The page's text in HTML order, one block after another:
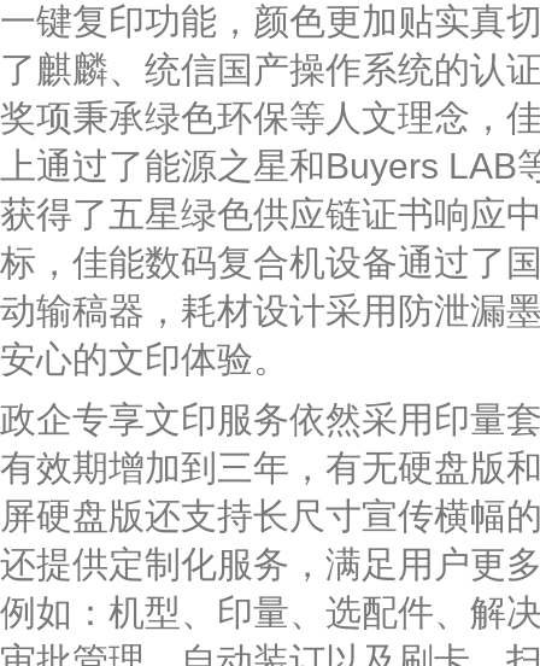
一键复印功能，颜色更加贴实真
了麒麟、统信国产操作系统的认
奖项秉承绿色环保等人文理念，
上通过了能源之星和Buyers
获得了五星绿色供应链证书响应
标，佳能数码复合机设备通过了
动输稿器，耗材设计采用防泄漏
安心的文印体验。
政企专享文印服务依然采用印量
有效期增加到三年，有无硬盘版
屏硬盘版还支持长尺寸宣传横幅
还提供定制化服务，满足用户更
例如：机型、印量、选配件、解